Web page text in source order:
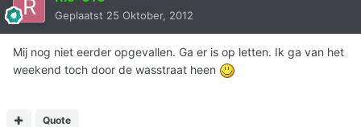
Geplaatst 25 Oktober, 2012
Mij nog niet eerder opgevallen. Ga er is op letten. Ik ga van het
weekend toch door de wasstraat heen
Quote